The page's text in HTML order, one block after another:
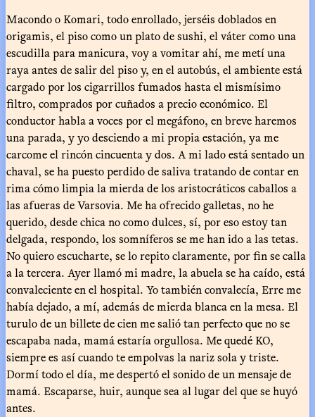
Macondo o Komari, todo enrollado, jerséis doblados en
origamis, el piso como un plato de sushi, el váter como una
escudilla para manicura, voy a vomitar ahí, me metí una
raya antes de salir del piso y, en el autobús, el ambiente está
cargado por los cigarrillos fumados hasta el mismísimo
filtro, comprados por cuñados a precio económico. El
conductor habla a voces por el megáfono, en breve haremos
una parada, y yo desciendo a mi propia estación, ya me
carcome el rincón cincuenta y dos. A mi lado está sentado un
chaval, se ha puesto perdido de saliva tratando de contar en
rima cómo limpia la mierda de los aristocráticos caballos a
las afueras de Varsovia. Me ha ofrecido galletas, no he
querido, desde chica no como dulces, sí, por eso estoy tan
delgada, respondo, los somníferos se me han ido a las tetas.
No quiero escucharte, se lo repito claramente, por fin se calla
a la tercera. Ayer llamó mi madre, la abuela se ha caído, está
convaleciente en el hospital. Yo también convalecía, Erre me
había dejado, a mí, además de mierda blanca en la mesa. El
turulo de un billete de cien me salió tan perfecto que no se
escapaba nada, mamá estaría orgullosa. Me quedé KO,
siempre es así cuando te empolvas la nariz sola y triste.
Dormí todo el día, me despertó el sonido de un mensaje de
mamá. Escaparse, huir, aunque sea al lugar del que se huyó
antes.